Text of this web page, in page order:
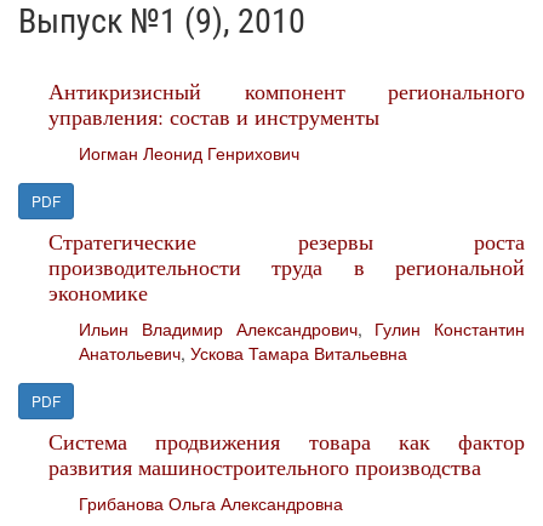
Выпуск №1 (9), 2010
Антикризисный компонент регионального
управления: состав и инструменты
Иогман Леонид Генрихович
PDF
Стратегические резервы роста
производительности труда в региональной
экономике
Ильин Владимир Александрович, Гулин Константин
Анатольевич, Ускова Тамара Витальевна
PDF
Система продвижения товара как фактор
развития машиностроительного производства
Грибанова Ольга Александровна